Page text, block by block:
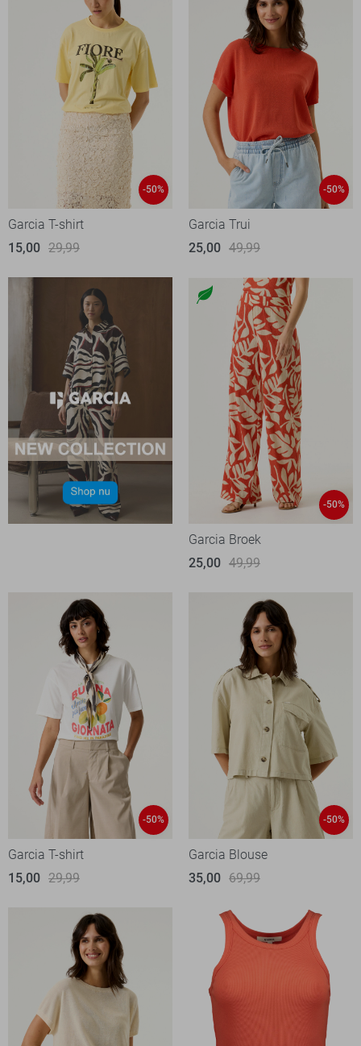
-50%
Garcia T-shirt
15,00 29,99
-50%
Garcia Trui
25,00 49,99
-50%
Garcia Broek
25,00 49,99
-50%
Garcia T-shirt
15,00 29,99
-50%
Garcia Blouse
35,00 69,99